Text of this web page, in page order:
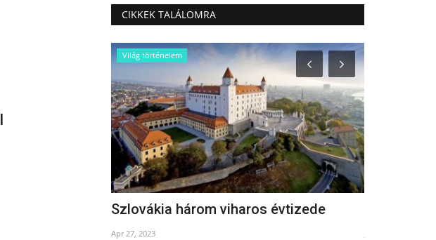
CIKKEK TALÁLOMRA
Világ történelem
Szlovákia három viharos évtizede
Apr 27, 2023